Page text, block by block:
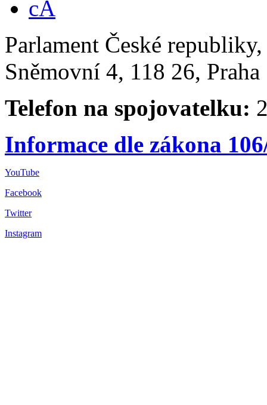
Parlament České
Sněmovní 4, 118 26,
Telefon na spojovatelku:
Informace dle zákona
YouTube
Facebook
Twitter
Instagram